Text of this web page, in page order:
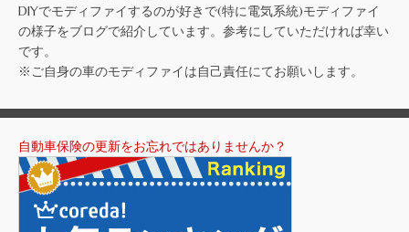
DIYでモディファイするのが好きで(特に電気系統)モディファイ
の様子をブログで紹介しています。参考にしていただければ幸い
です。
※ご自身の車のモディファイは自己責任にてお願いします。
自動車保険の更新をお忘れではありませんか？